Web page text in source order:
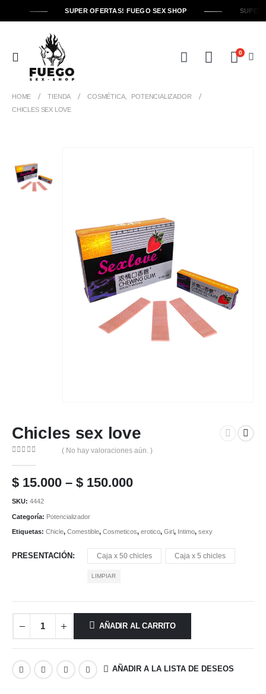
SUPER OFERTAS! FUEGO SEX SHOP SUPER
0
HOME TIENDA COSMÉTICA,
POTENCIALIZADOR
CHICLES SEX LOVE
Chicles sex love
( No hay valoraciones aún. )
$ 15.000 – $ 150.000Price
$ 150.000
SKU: 4442
Categoría: Potencializador
Etiquetas: Chicle, Comestible, Cosmeticos, erotico, Girl, Intimo, sexy
PRESENTACIÓN Caja x 50 chicles Caja x 5 chicles
LIMPIAR
AÑADIR AL CARRITO
AÑADIR A LA LISTA DE DESEOS